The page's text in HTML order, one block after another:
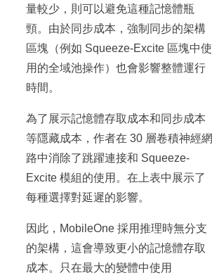
量較少，則可以避免這種記憶體瓶
頸。由於同步成本，強制同步的架構
區塊（例如 Squeeze-Excite 區塊中使
用的全域池操作）也會影響整體運行
時間。
為了展示記憶體存取成本和同步成本
等隱藏成本，作者在 30 層卷積神經網
路中消除了跳躍連接和 Squeeze-
Excite 模組的使用。在上表中展示了
每種選擇對延遲的影響。
因此，MobileOne 採用推理時無分支
的架構，這會導致更小的記憶體存取
成本。只在最大的變體中使用